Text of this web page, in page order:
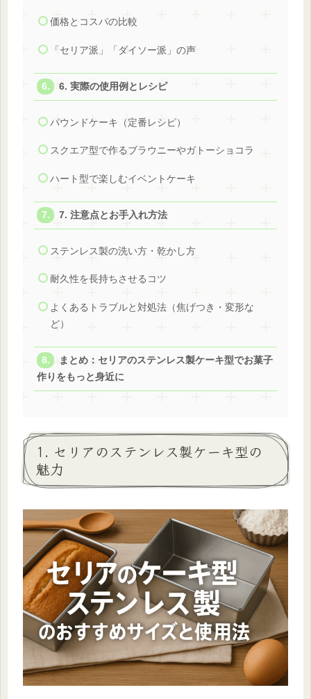
価格とコスパの比較
「セリア派」「ダイソー派」の声
6. 実際の使用例とレシピ
パウンドケーキ（定番レシピ）
スクエア型で作るブラウニーやガトーショコラ
ハート型で楽しむイベントケーキ
7. 注意点とお手入れ方法
ステンレス製の洗い方・乾かし方
耐久性を長持ちさせるコツ
よくあるトラブルと対処法（焦げつき・変形な
ど）
まとめ：セリアのステンレス製ケーキ型でお菓子
作りをもっと身近に
1. セリアのステンレス製ケーキ型の
魅力